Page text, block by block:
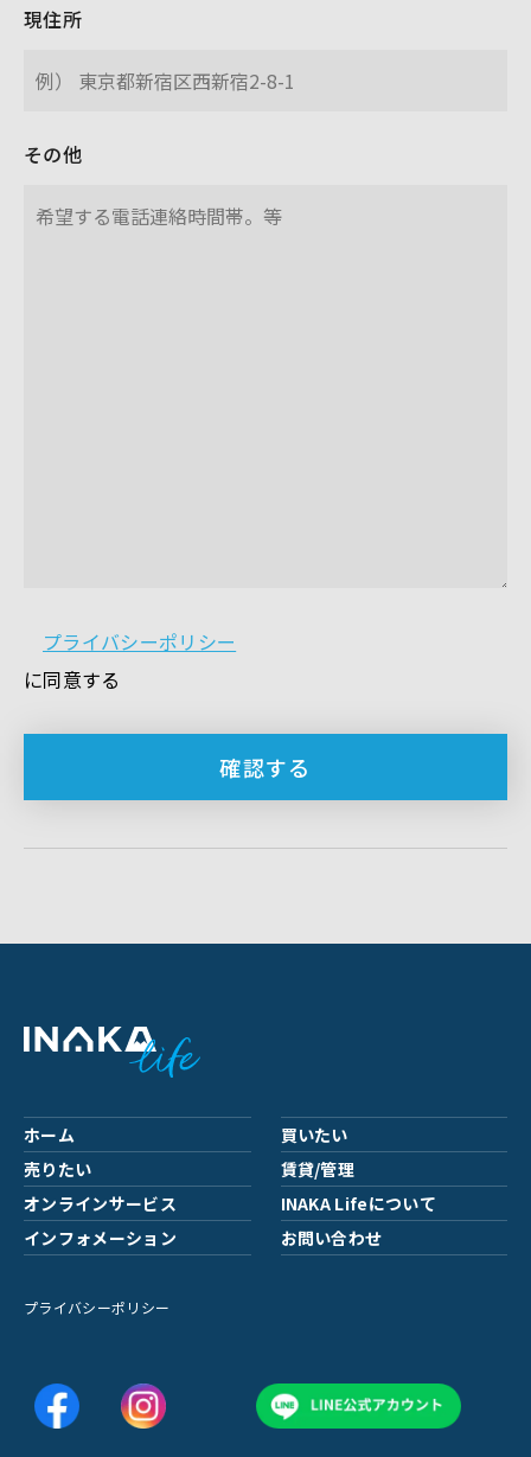
現住所
その他
プライバシーポリシー
に同意する
ホーム
買いたい
売りたい
賃貸/管理
オンラインサービス
INAKA Lifeについて
インフォメーション
お問い合わせ
プライバシーポリシー